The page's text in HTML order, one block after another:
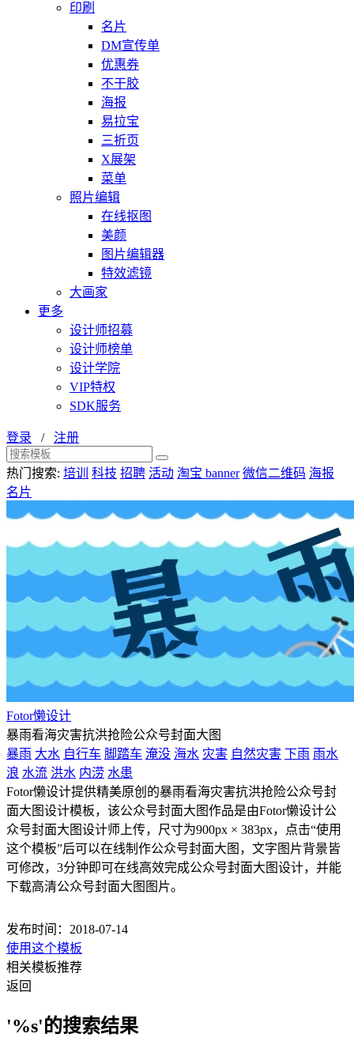
印刷
名片
DM宣传单
优惠券
不干胶
海报
易拉宝
三折页
X展架
菜单
照片编辑
在线抠图
美颜
图片编辑器
特效滤镜
大画家
更多
设计师招募
设计师榜单
设计学院
VIP特权
SDK服务
登录 / 注册
热门搜索: 培训 科技 招聘 活动 淘宝 banner 微信二维码 海报
名片
Fotor懒设计
暴雨看海灾害抗洪抢险公众号封面大图
暴雨 大水 自行车 脚踏车 淹没 海水 灾害 自然灾害 下雨 雨水
浪 水流 洪水 内涝 水患
Fotor懒设计提供精美原创的暴雨看海灾害抗洪抢险公众号封
面大图设计模板，该公众号封面大图作品是由Fotor懒设计公
众号封面大图设计师上传，尺寸为900px × 383px，点击“使用
这个模板”后可以在线制作公众号封面大图，文字图片背景皆
可修改，3分钟即可在线高效完成公众号封面大图设计，并能
下载高清公众号封面大图图片。
发布时间：2018-07-14
使用这个模板
相关模板推荐
返回
'%s'的搜索结果